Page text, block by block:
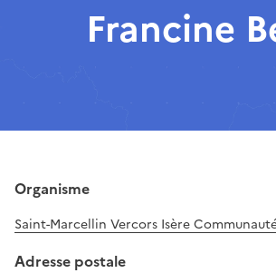
Francine
Organisme
Saint-Marcellin Vercors Isère
Adresse postale